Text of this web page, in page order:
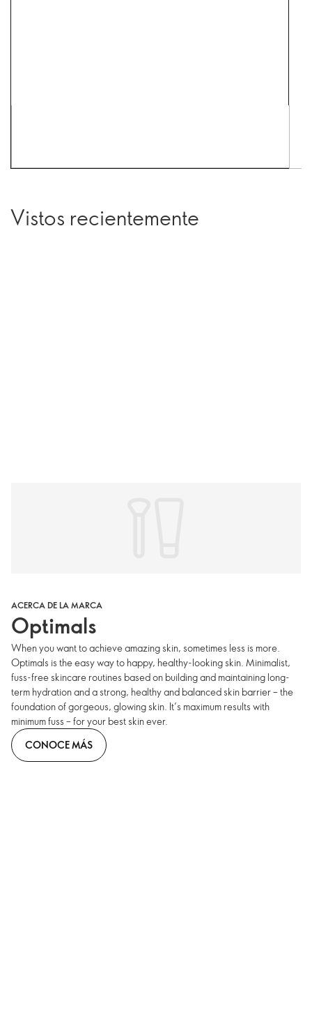
Vistos recientemente
ACERCA DE LA MARCA
Optimals
When you want to achieve amazing skin, sometimes less is more.
Optimals is the easy way to happy, healthy-looking skin. Minimalist,
fuss-free skincare routines based on building and maintaining long-
term hydration and a strong, healthy and balanced skin barrier – the
foundation of gorgeous, glowing skin. It’s maximum results with
minimum fuss – for your best skin ever.
CONOCE MÁS